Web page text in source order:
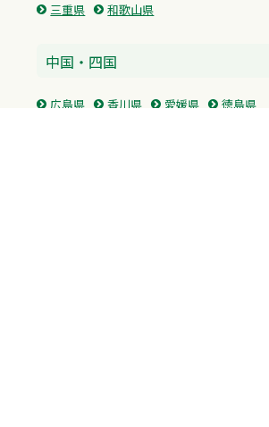
三重県
和歌山県
中国・四国
広島県 香川県 愛媛県 徳島県